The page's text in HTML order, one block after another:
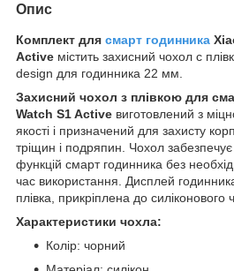
Опис
Комплект для смарт годинника
Active містить захисний чохол c
design для годинника 22 мм.
Захисний чохол з плівкою для
Watch S1 Active виготовлений з
якості і призначений для захисту
тріщин і подряпин. Чохол забезпечує
функцій смарт годинника без
час використання. Дисплей
плівка, прикріплена до силіконового
Характеристики чохла:
Колір: чорний